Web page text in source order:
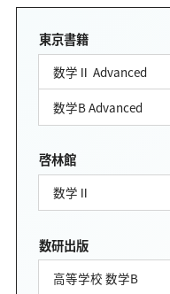
東京書籍
数学Ⅱ Advanced
数学B Advanced
啓林館
数学Ⅱ
数研出版
高等学校 数学B